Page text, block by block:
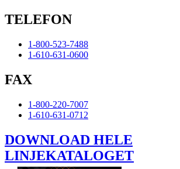
TELEFON
1-800-523-7488
1-610-631-0600
FAX
1-800-220-7007
1-610-631-0712
DOWNLOAD HELE
LINJEKATALOGET